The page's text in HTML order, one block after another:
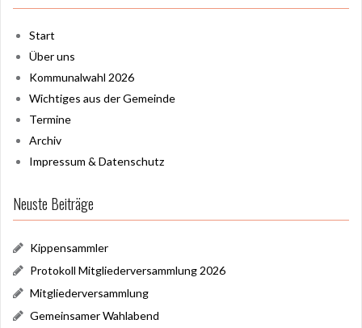
Start
Über uns
Kommunalwahl 2026
Wichtiges aus der Gemeinde
Termine
Archiv
Impressum & Datenschutz
Neuste Beiträge
Kippensammler
Protokoll Mitgliederversammlung 2026
Mitgliederversammlung
Gemeinsamer Wahlabend